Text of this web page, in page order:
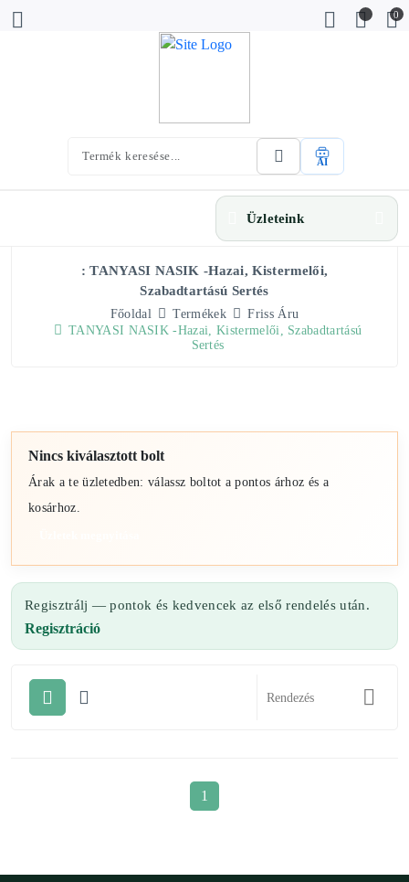
0
AI
Üzleteink
: TANYASI NASIK -hazai, Kistermelői,
Szabadtartású Sertés
Főoldal Termékek
Friss Áru
TANYASI NASIK -hazai, Kistermelői, Szabadtartású
Sertés
Nincs kiválasztott bolt
Árak a te üzletedben: válassz boltot a pontos árhoz és a
kosárhoz.
Regisztrálj — pontok és kedvencek az első rendelés után.
Regisztráció
1